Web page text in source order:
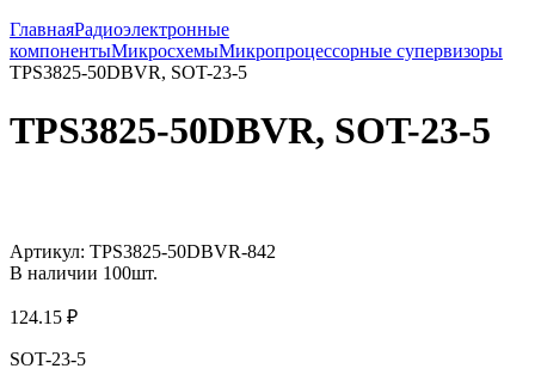
ГлавнаяРадиоэлектронные
компонентыМикросхемыМикропроцессорные супервизоры
TPS3825-50DBVR, SOT-23-5
TPS3825-50DBVR, SOT-23-5
Артикул: TPS3825-50DBVR-842
В наличии 100шт.
124.15 ₽
SOT-23-5